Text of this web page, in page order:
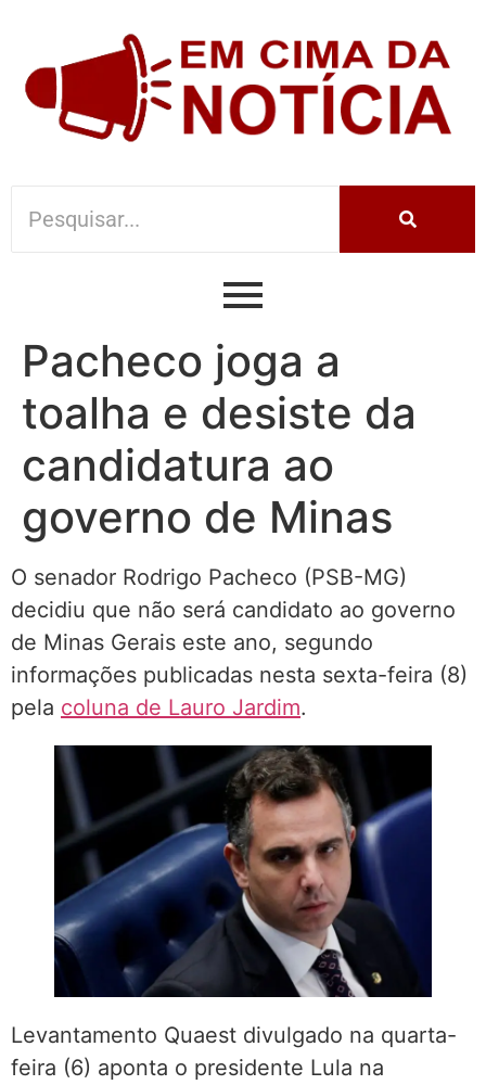
Pacheco joga a
toalha e desiste da
candidatura ao
governo de Minas
O senador Rodrigo Pacheco (PSB-MG)
decidiu que não será candidato ao governo
de Minas Gerais este ano, segundo
informações publicadas nesta sexta-feira (8)
pela coluna de Lauro Jardim.
Levantamento Quaest divulgado na quarta-
feira (6) aponta o presidente Lula na